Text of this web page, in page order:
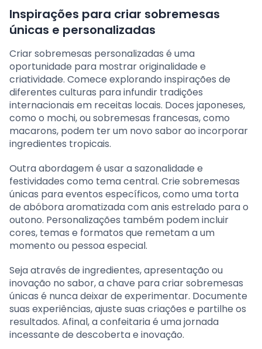
Inspirações para criar sobremesas
únicas e personalizadas
Criar sobremesas personalizadas é uma
oportunidade para mostrar originalidade e
criatividade. Comece explorando inspirações de
diferentes culturas para infundir tradições
internacionais em receitas locais. Doces japoneses,
como o mochi, ou sobremesas francesas, como
macarons, podem ter um novo sabor ao incorporar
ingredientes tropicais.
Outra abordagem é usar a sazonalidade e
festividades como tema central. Crie sobremesas
únicas para eventos específicos, como uma torta
de abóbora aromatizada com anis estrelado para o
outono. Personalizações também podem incluir
cores, temas e formatos que remetam a um
momento ou pessoa especial.
Seja através de ingredientes, apresentação ou
inovação no sabor, a chave para criar sobremesas
únicas é nunca deixar de experimentar. Documente
suas experiências, ajuste suas criações e partilhe os
resultados. Afinal, a confeitaria é uma jornada
incessante de descoberta e inovação.